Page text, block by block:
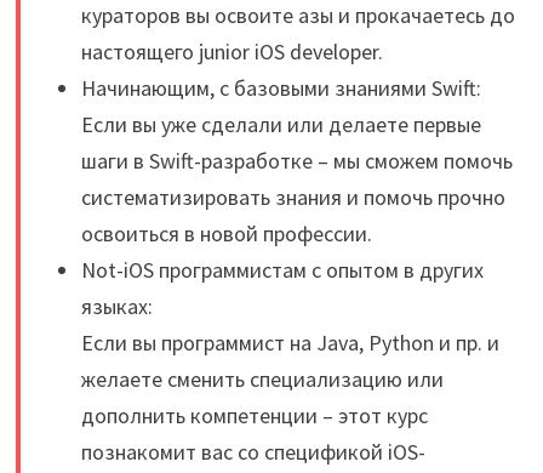
кураторов вы освоите азы и прокачаетесь до
настоящего junior iOS developer.
Начинающим, с базовыми знаниями Swift:
Если вы уже сделали или делаете первые
шаги в Swift-разработке – мы сможем помочь
систематизировать знания и помочь прочно
освоиться в новой профессии.
Not-iOS программистам с опытом в других
языках:
Если вы программист на Java, Python и пр. и
желаете сменить специализацию или
дополнить компетенции – этот курс
познакомит вас со спецификой iOS-